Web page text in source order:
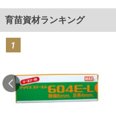
育苗資材ランキング